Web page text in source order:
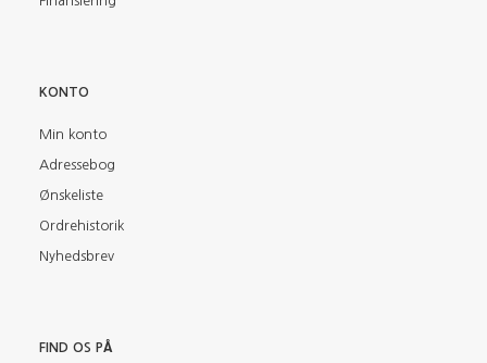
KONTO
Min konto
Adressebog
Ønskeliste
Ordrehistorik
Nyhedsbrev
FIND OS PÅ